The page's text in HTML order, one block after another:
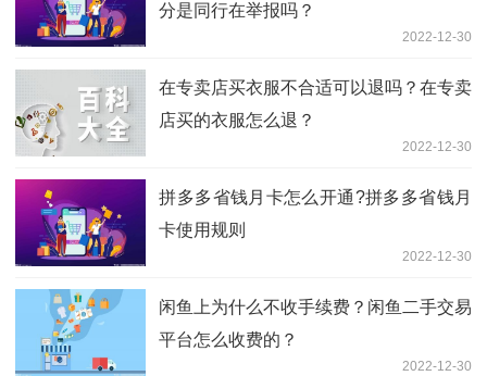
分是同行在举报吗？
2022-12-30
在专卖店买衣服不合适可以退吗？在专卖
店买的衣服怎么退？
2022-12-30
​拼多多省钱月卡怎么开通?拼多多省钱月
卡使用规则
2022-12-30
闲鱼上为什么不收手续费？闲鱼二手交易
平台怎么收费的？
2022-12-30